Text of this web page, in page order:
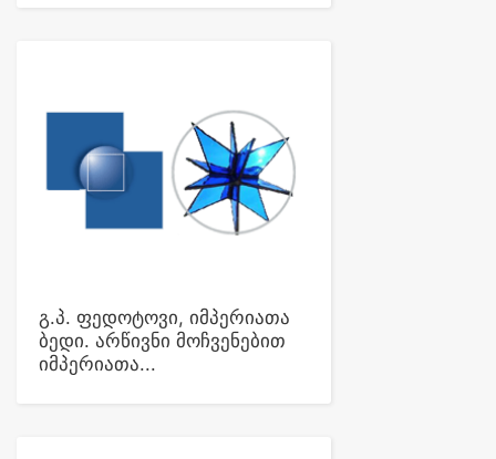
გ.პ. ფედოტოვი, იმპერიათა
ბედი. არწივნი მოჩვენებით
იმპერიათა...